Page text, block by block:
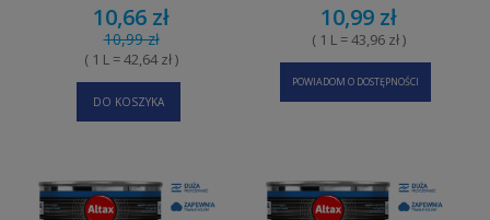
10,66 zł
10,99 zł
( 1 L = 42,64 zł )
DO KOSZYKA
10,99 zł
( 1 L = 43,96 zł )
POWIADOM O DOSTĘPNOŚCI